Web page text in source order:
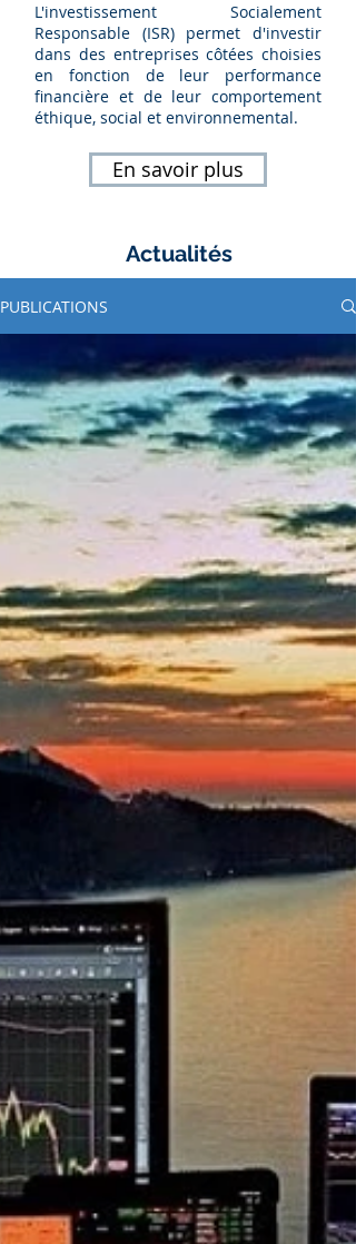
L'investissement Socialement
Responsable (ISR) permet d'investir
dans des entreprises côtées choisies
en fonction de leur performance
financière et de leur comportement
éthique, social et environnemental.
En savoir plus
Actualités
PUBLICATIONS